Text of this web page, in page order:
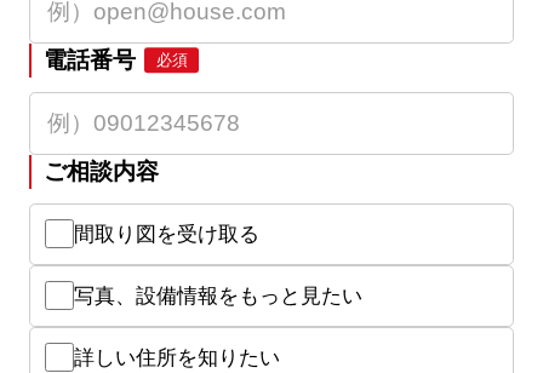
電話番号 必須
ご相談内容
間取り図を受け取る
写真、設備情報をもっと見たい
詳しい住所を知りたい